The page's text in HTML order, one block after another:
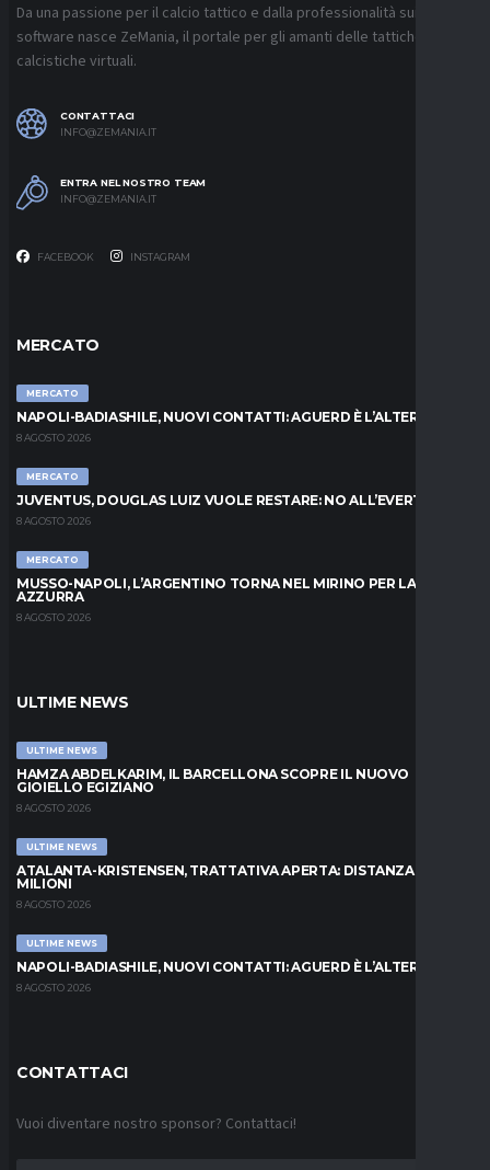
Da una passione per il calcio tattico e dalla professionalità sui
software nasce ZeMania, il portale per gli amanti delle tattiche
calcistiche virtuali.
CONTATTACI
INFO@ZEMANIA.IT
ENTRA NEL NOSTRO TEAM
INFO@ZEMANIA.IT
FACEBOOK INSTAGRAM
MERCATO
MERCATO
NAPOLI-BADIASHILE, NUOVI CONTATTI: AGUERD È L’ALTERNATIVA
8 AGOSTO 2026
MERCATO
JUVENTUS, DOUGLAS LUIZ VUOLE RESTARE: NO ALL’EVERTON
8 AGOSTO 2026
MERCATO
MUSSO-NAPOLI, L’ARGENTINO TORNA NEL MIRINO PER LA PORTA
AZZURRA
8 AGOSTO 2026
ULTIME NEWS
ULTIME NEWS
HAMZA ABDELKARIM, IL BARCELLONA SCOPRE IL NUOVO
GIOIELLO EGIZIANO
8 AGOSTO 2026
ULTIME NEWS
ATALANTA-KRISTENSEN, TRATTATIVA APERTA: DISTANZA DI 5
MILIONI
8 AGOSTO 2026
ULTIME NEWS
NAPOLI-BADIASHILE, NUOVI CONTATTI: AGUERD È L’ALTERNATIVA
8 AGOSTO 2026
CONTATTACI
Vuoi diventare nostro sponsor? Contattaci!